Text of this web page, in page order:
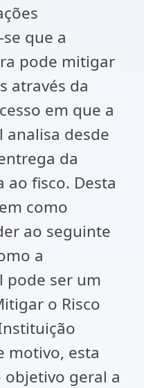
que a
pode mitigar
através da
em que a
analisa desde
da
ao fisco. Desta
como
ao seguinte
a
pode ser um
o Risco
motivo, esta
geral a